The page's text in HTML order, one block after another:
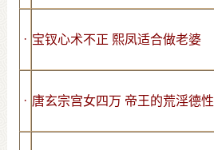
· 宝钗心术不正 熙凤适合做老婆
· 唐玄宗宫女四万 帝王的荒淫德性